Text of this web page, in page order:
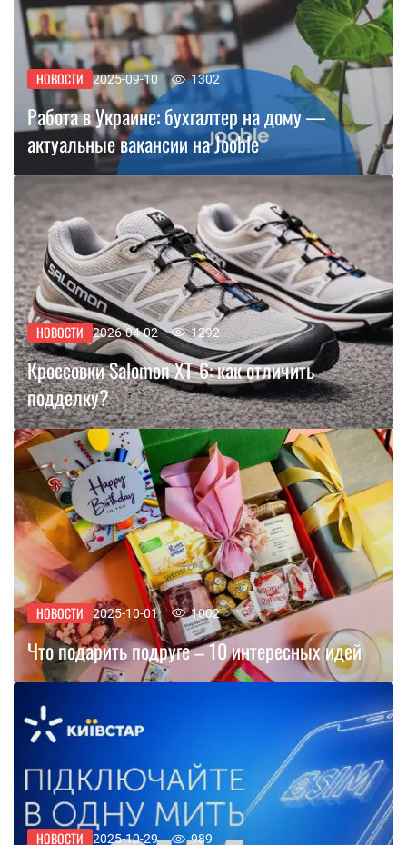
НОВОСТИ 2025-09-10 1302
Работа в Украине: бухгалтер на дому —
актуальные вакансии на Jooble
НОВОСТИ 2026-04-02 1292
Кроссовки Salomon XT-6: как отличить
подделку?
НОВОСТИ 2025-10-01 1002
Что подарить подруге – 10 интересных идей
НОВОСТИ 2025-10-29 989